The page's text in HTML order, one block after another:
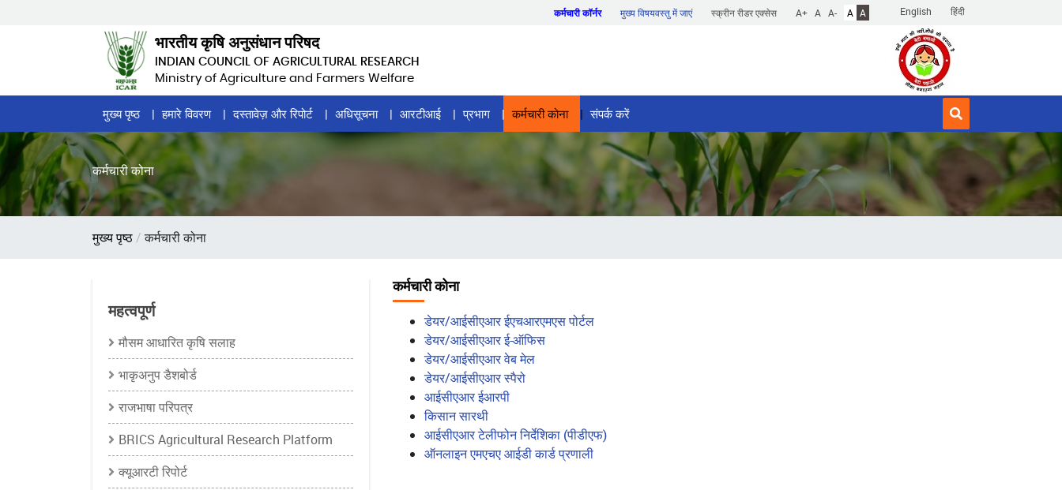
English हिंदी
कर्मचारी कॉर्नर मुख्य विषयवस्तु में जाएं स्क्रीन रीडर एक्सेस A+ A A- A A
भारतीय कृषि अनुसंधान परिषद
INDIAN COUNCIL OF AGRICULTURAL RESEARCH
Ministry of Agriculture and Farmers Welfare
Home
Page
Menu
मुख्य पृष्ठ हमारे विवरण दस्तावेज़ और रिपोर्ट अधिसूचना आरटीआई प्रभाग कर्मचारी कोना संपर्क करें
कर्मचारी कोना
पग
मुख्य पृष्ठ कर्मचारी कोना
महत्वपूर्ण
मौसम आधारित कृषि सलाह
भाकृअनुप डैशबोर्ड
राजभाषा परिपत्र
BRICS Agricultural Research Platform
क्यूआरटी रिपोर्ट
कर्मचारी कोना
डेयर/आईसीएआर ईएचआरएमएस पोर्टल
डेयर/आईसीएआर ई-ऑफिस
डेयर/आईसीएआर वेब मेल
डेयर/आईसीएआर स्पैरो
आईसीएआर ईआरपी
किसान सारथी
आईसीएआर टेलीफोन निर्देशिका (पीडीएफ)
ऑनलाइन एमएचए आईडी कार्ड प्रणाली